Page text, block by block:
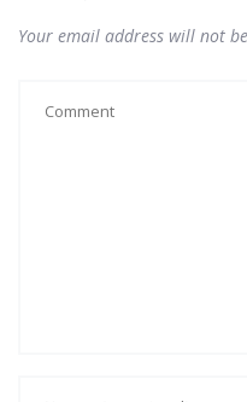
Your email address will not